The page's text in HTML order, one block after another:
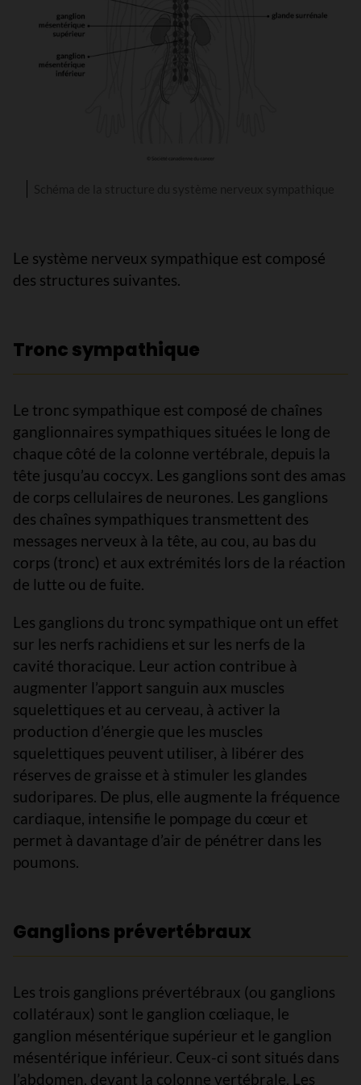
Le système nerveux sympathique est composé
des structures suivantes.
Tronc sympathique
Le tronc sympathique est composé de chaînes
ganglionnaires sympathiques situées le long de
chaque côté de la colonne vertébrale, depuis la
tête jusqu’au coccyx. Les ganglions sont des amas
de corps cellulaires de neurones. Les ganglions
des chaînes sympathiques transmettent des
messages nerveux à la tête, au cou, au bas du
corps (tronc) et aux extrémités lors de la réaction
de lutte ou de fuite.
Les ganglions du tronc sympathique ont un effet
sur les nerfs rachidiens et sur les nerfs de la
cavité thoracique. Leur action contribue à
augmenter l’apport sanguin aux muscles
squelettiques et au cerveau, à activer la
production d’énergie que les muscles
squelettiques peuvent utiliser, à libérer des
réserves de graisse et à stimuler les glandes
sudoripares. De plus, elle augmente la fréquence
cardiaque, intensifie le pompage du cœur et
permet à davantage d’air de pénétrer dans les
poumons.
Ganglions prévertébraux
Les trois ganglions prévertébraux (ou ganglions
collatéraux) sont le ganglion cœliaque, le
ganglion mésentérique supérieur et le ganglion
mésentérique inférieur. Ceux-ci sont situés dans
l’abdomen, devant la colonne vertébrale. Les